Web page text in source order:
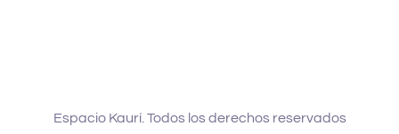
Espacio Kaurí. Todos los derechos reservados